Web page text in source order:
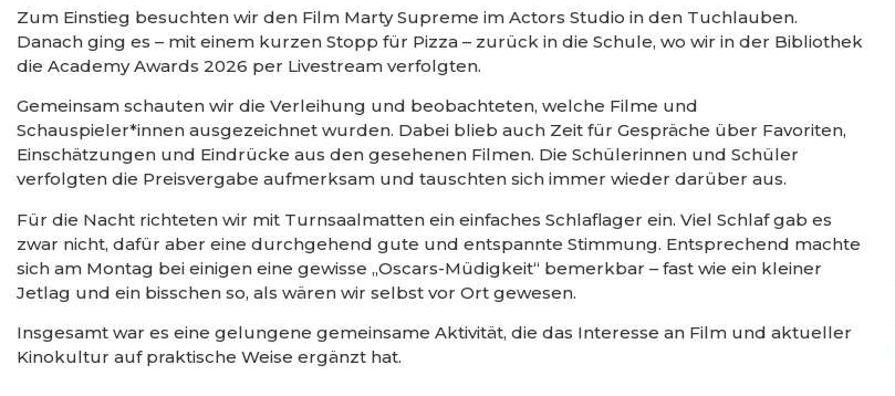
Zum Einstieg besuchten wir den Film Marty Supreme im Actors Studio in den Tuchlauben.
Danach ging es – mit einem kurzen Stopp für Pizza – zurück in die Schule, wo wir in der Bibliothek
die Academy Awards 2026 per Livestream verfolgten.
Gemeinsam schauten wir die Verleihung und beobachteten, welche Filme und
Schauspieler*innen ausgezeichnet wurden. Dabei blieb auch Zeit für Gespräche über Favoriten,
Einschätzungen und Eindrücke aus den gesehenen Filmen. Die Schülerinnen und Schüler
verfolgten die Preisvergabe aufmerksam und tauschten sich immer wieder darüber aus.
Für die Nacht richteten wir mit Turnsaalmatten ein einfaches Schlaflager ein. Viel Schlaf gab es
zwar nicht, dafür aber eine durchgehend gute und entspannte Stimmung. Entsprechend machte
sich am Montag bei einigen eine gewisse „Oscars-Müdigkeit“ bemerkbar – fast wie ein kleiner
Jetlag und ein bisschen so, als wären wir selbst vor Ort gewesen.
Insgesamt war es eine gelungene gemeinsame Aktivität, die das Interesse an Film und aktueller
Kinokultur auf praktische Weise ergänzt hat.